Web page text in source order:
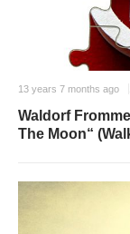
13 years 7 months ago
Waldorf
The Moon“